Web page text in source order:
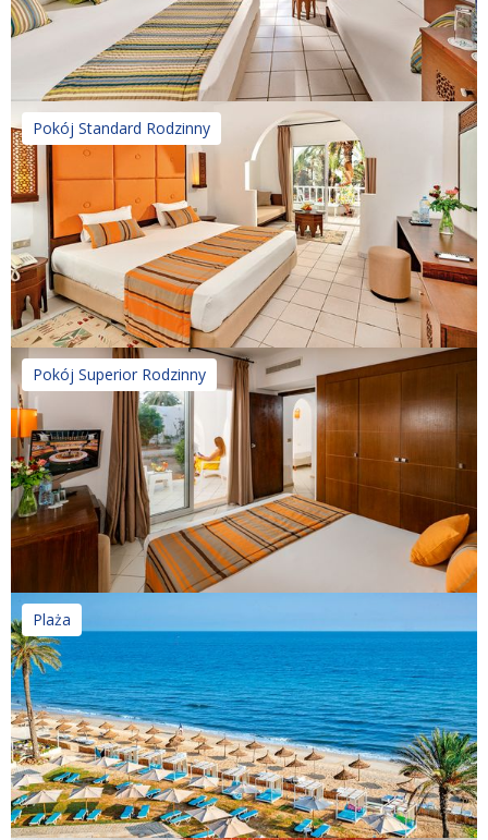
Pokój Standard Rodzinny
Pokój Superior Rodzinny
Plaża